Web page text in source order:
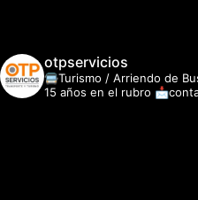
otpservicios
🚍Turismo / Arriendo de
15 años en el rubro